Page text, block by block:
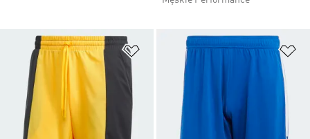
Dodaj do listy życzeń